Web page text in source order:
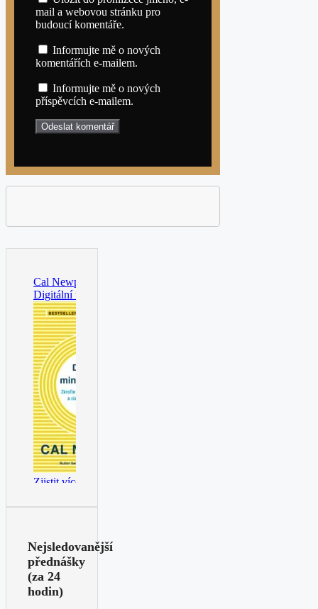
mail a webovou stránku pro
budoucí komentáře.
Informujte mě o nových
komentářích e-mailem.
Informujte mě o nových
příspěvcích e-mailem.
Nejsledovanější
přednášky
(za 24
hodin)